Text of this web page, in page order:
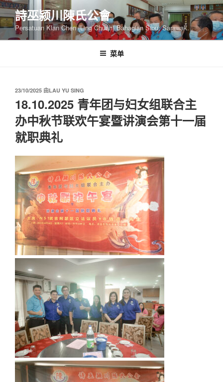
跳
至
内
容
詩巫颍川陳氏公會
Persatuan Klan Chen (Ling Chuan) Bahagian Sibu, Sarawak.
菜单
发
布
于
23/10/2025 由LAU YU SING
18.10.2025 青年团与妇女组联合主
办中秋节联欢午宴暨讲演会第十一届
就职典礼